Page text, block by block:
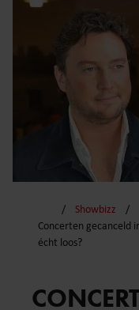
Showbizz
Concerten
écht loos?